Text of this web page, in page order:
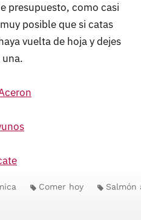
presupuesto, como casi
posible que si catas
vuelta de hoja y dejes
Comer hoy Salmón